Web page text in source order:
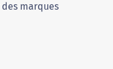
marques